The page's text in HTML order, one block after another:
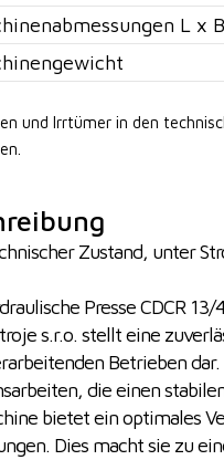
L x
und Irrtümer in den
Zustand, unter
Presse CDCR
s.r.o. stellt eine
Betrieben
die einen
bietet ein optimales
Dies macht sie zu